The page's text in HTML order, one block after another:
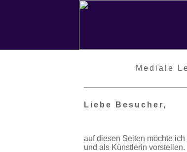
Mediale
Liebe Besucher,
auf diesen Seiten möchte
und als Künstlerin vorstellen.